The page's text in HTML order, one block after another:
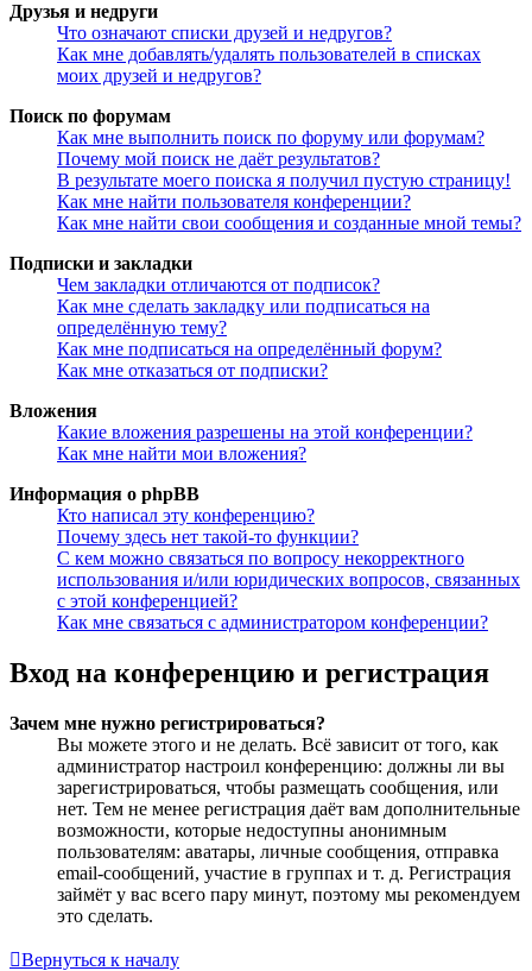
Друзья и недруги
Что означают списки друзей и недругов?
Как мне добавлять/удалять пользователей в списках
моих друзей и недругов?
Поиск по форумам
Как мне выполнить поиск по форуму или форумам?
Почему мой поиск не даёт результатов?
В результате моего поиска я получил пустую страницу!
Как мне найти пользователя конференции?
Как мне найти свои сообщения и созданные мной темы?
Подписки и закладки
Чем закладки отличаются от подписок?
Как мне сделать закладку или подписаться на
определённую тему?
Как мне подписаться на определённый форум?
Как мне отказаться от подписки?
Вложения
Какие вложения разрешены на этой конференции?
Как мне найти мои вложения?
Информация о phpBB
Кто написал эту конференцию?
Почему здесь нет такой-то функции?
С кем можно связаться по вопросу некорректного
использования и/или юридических вопросов, связанных
с этой конференцией?
Как мне связаться с администратором конференции?
Вход на конференцию и регистрация
Зачем мне нужно регистрироваться?
Вы можете этого и не делать. Всё зависит от того, как
администратор настроил конференцию: должны ли вы
зарегистрироваться, чтобы размещать сообщения, или
нет. Тем не менее регистрация даёт вам дополнительные
возможности, которые недоступны анонимным
пользователям: аватары, личные сообщения, отправка
email-сообщений, участие в группах и т. д. Регистрация
займёт у вас всего пару минут, поэтому мы рекомендуем
это сделать.
Вернуться к началу